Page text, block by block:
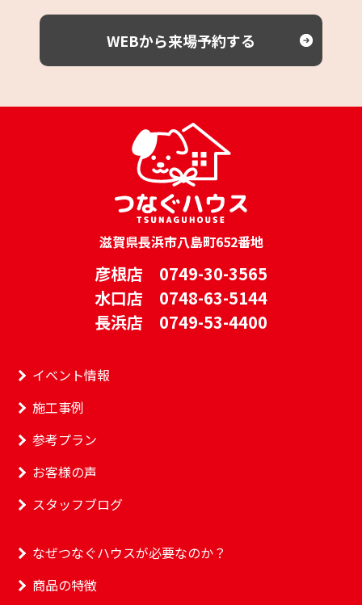
WEBから来場予約する
滋賀県長浜市八島町652番地
彦根店 0749-30-3565
水口店 0748-63-5144
長浜店 0749-53-4400
イベント情報
施工事例
参考プラン
お客様の声
スタッフブログ
なぜつなぐハウスが必要なのか？
商品の特徴